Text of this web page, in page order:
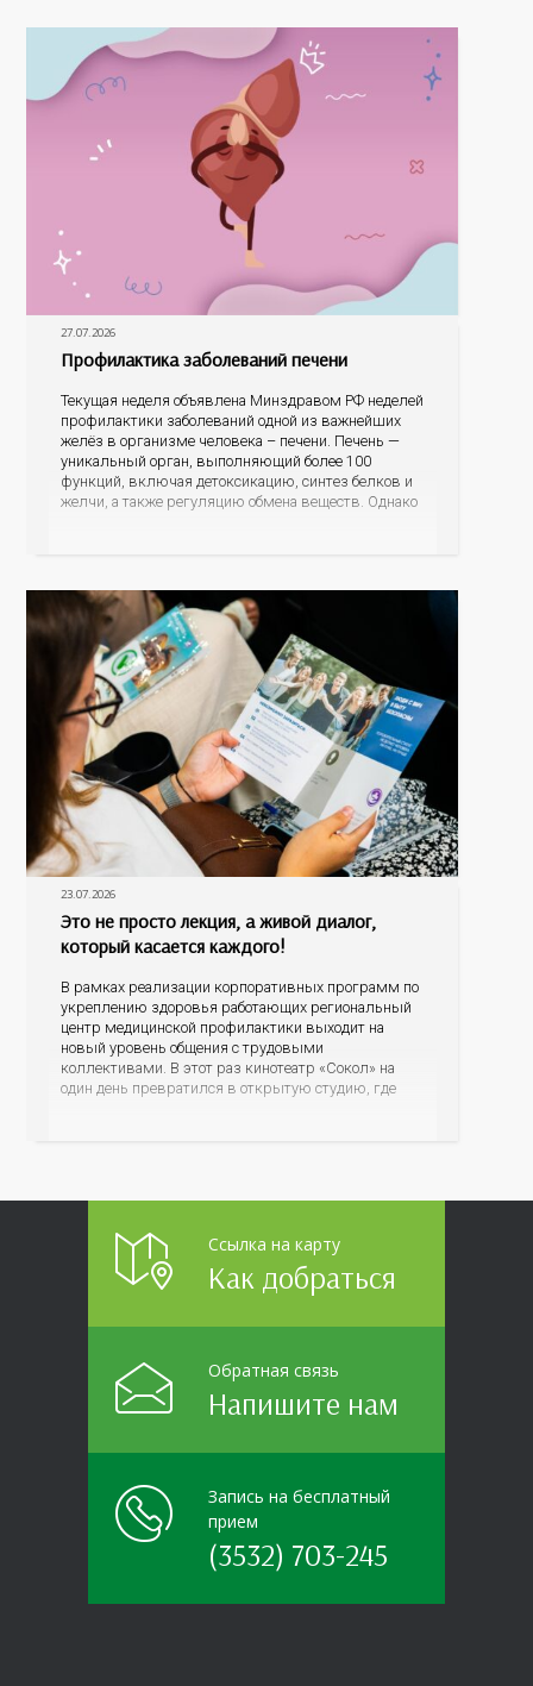
27.07.2026
Профилактика заболеваний печени
Текущая неделя объявлена Минздравом РФ неделей
профилактики заболеваний одной из важнейших
желёз в организме человека – печени. Печень —
уникальный орган, выполняющий более 100
функций, включая детоксикацию, синтез белков и
желчи, а также регуляцию обмена веществ. Однако
23.07.2026
Это не просто лекция, а живой диалог,
который касается каждого!
В рамках реализации корпоративных программ по
укреплению здоровья работающих региональный
центр медицинской профилактики выходит на
новый уровень общения с трудовыми
коллективами. В этот раз кинотеатр «Сокол» на
один день превратился в открытую студию, где
Ссылка на карту
Как добраться
Обратная связь
Напишите нам
Запись на бесплатный
прием
(3532) 703-245